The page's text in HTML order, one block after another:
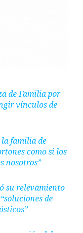
de Familia por
vínculos de
familia de
como si los
nosotros”
su relevamiento
de